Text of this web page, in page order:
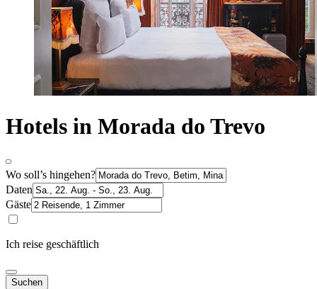
Hotels in Morada do Trevo
Wo soll’s hingehen?
Daten
Gäste
Ich reise geschäftlich
Suchen